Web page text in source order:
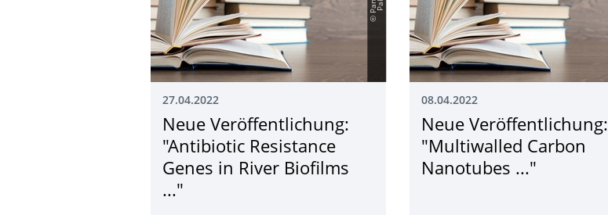
27.04.2022
Neue Veröffentlichung:
"Antibiotic Resistance
Genes in River Biofilms
..."
08.04.2022
Neue Veröffentlichung:
"Multiwalled Carbon
Nanotubes ..."